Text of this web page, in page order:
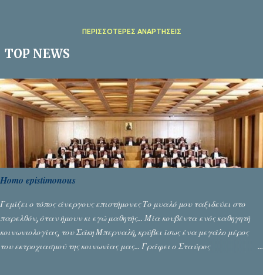
ΠΕΡΙΣΣΌΤΕΡΕΣ ΑΝΑΡΤΉΣΕΙΣ
TOP NEWS
Homo epistimonous
Γεμίζει ο τόπος άνεργους επιστήμονες Το μυαλό μου ταξιδεύει στο
παρελθόν, όταν ήμουν κι εγώ μαθητής... Μία κουβέντα ενός καθηγητή
κοινωνιολογίας, του Σάκη Μπερναλή, κρύβει ίσως ένα μεγάλο μέρος
του εκτροχιασμού της κοινωνίας μας... Γράφει ο Σταύρος